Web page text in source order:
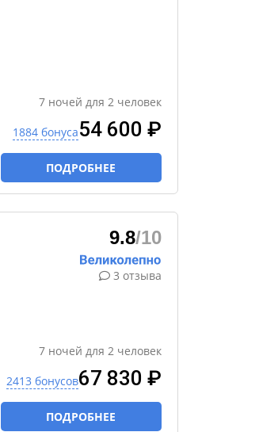
7 ночей для 2 человек
1884 бонуса54 600 ₽
ПОДРОБНЕЕ
9.8/10
3 отзыва
7 ночей для 2 человек
2413 бонусов67 830 ₽
ПОДРОБНЕЕ